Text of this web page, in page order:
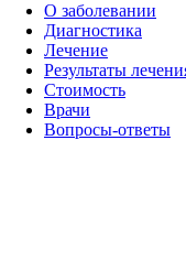
О заболевании
Диагностика
Лечение
Результаты
Стоимость
Врачи
Вопросы-ответы